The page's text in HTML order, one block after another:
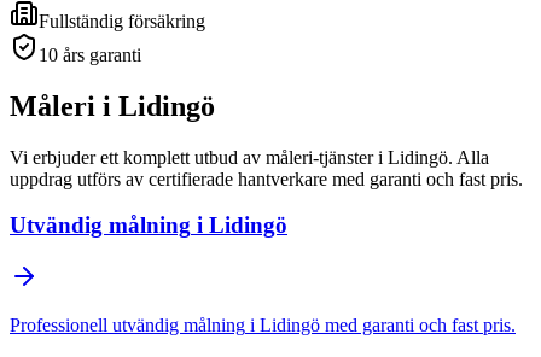
Fullständig försäkring
10 års garanti
Måleri i Lidingö
Vi erbjuder ett komplett utbud av måleri-tjänsteri Lidingö. Alla
uppdrag utförs av certifierade hantverkare med garanti och fast pris.
Utvändig målning i Lidingö
Professionell utvändig målning i Lidingö med garanti och fast pris.